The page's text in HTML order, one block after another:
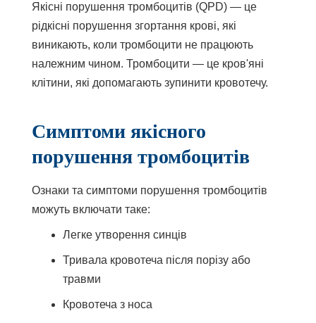
Якісні порушення тромбоцитів (QPD) — це
рідкісні порушення згортання крові, які
виникають, коли тромбоцити не працюють
належним чином. Тромбоцити — це кров'яні
клітини, які допомагають зупинити кровотечу.
Симптоми якісного
порушення тромбоцитів
Ознаки та симптоми порушення тромбоцитів
можуть включати таке:
Легке утворення синців
Тривала кровотеча після порізу або
травми
Кровотеча з носа